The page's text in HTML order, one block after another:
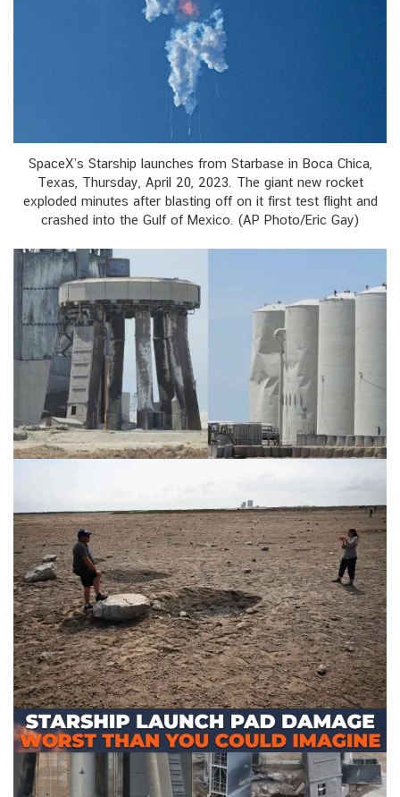
SpaceX’s Starship launches from Starbase in Boca Chica,
Texas, Thursday, April 20, 2023. The giant new rocket
exploded minutes after blasting off on it first test flight and
crashed into the Gulf of Mexico. (AP Photo/Eric Gay)